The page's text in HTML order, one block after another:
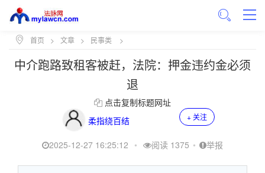
首页 > 文章 > 民事类 >
中介跑路致租客被赶，法院：押金违约金必须
退
点击复制标题网址
柔指绕百结
+ 关注
2025-12-27 16:25:12 • 阅读 1375 • 举报